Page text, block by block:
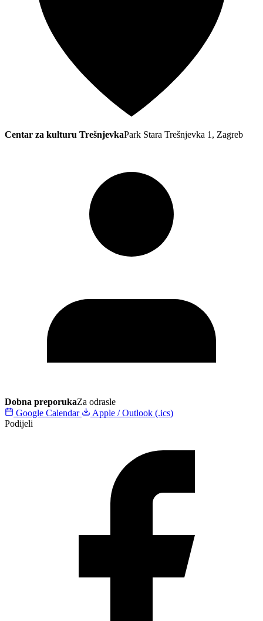
Centar za kulturu TrešnjevkaPark Stara Trešnjevka 1, Zagreb
Dobna preporukaZa odrasle
Google Calendar
Apple / Outlook (.ics)
Podijeli